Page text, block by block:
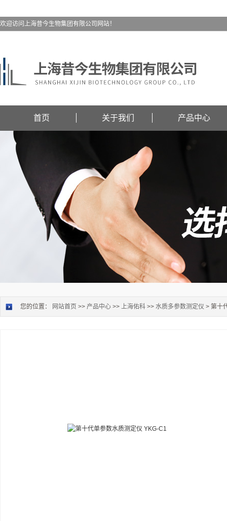
欢迎访问上海昔今生物集团有限公司网站！
首页 关于我们 产品中心
您的位置： 网站首页 >> 产品中心 >> 上海佑科 >> 水质多参数测定仪 > 第十